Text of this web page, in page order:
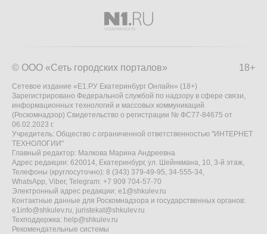
18+
© ООО «Сеть городских порталов»
Сетевое издание «Е1.РУ Екатеринбург Онлайн» (18+)
Зарегистрировано Федеральной службой по надзору в сфере связи,
информационных технологий и массовых коммуникаций
(Роскомнадзор) Свидетельство о регистрации № ФС77-84675 от
06.02.2023 г.
Учредитель: Общество с ограниченной ответственностью "ИНТЕРНЕТ
ТЕХНОЛОГИИ"
Главный редактор: Малкова Марина Андреевна
Адрес редакции: 620014, Екатеринбург, ул. Шейнкмана, 10, 3-й этаж,
Телефоны (круглосуточно): 8 (343) 379-49-95, 34-555-34,
WhatsApp, Viber, Telegram: +7 909 704-57-70
Электронный адрес редакции: e1@shkulev.ru
Контактные данные для Роскомнадзора и государственных органов:
e1info@shkulev.ru juristekat@shkulev.ru
Техподдержка: help@shkulev.ru
Рекомендательные системы